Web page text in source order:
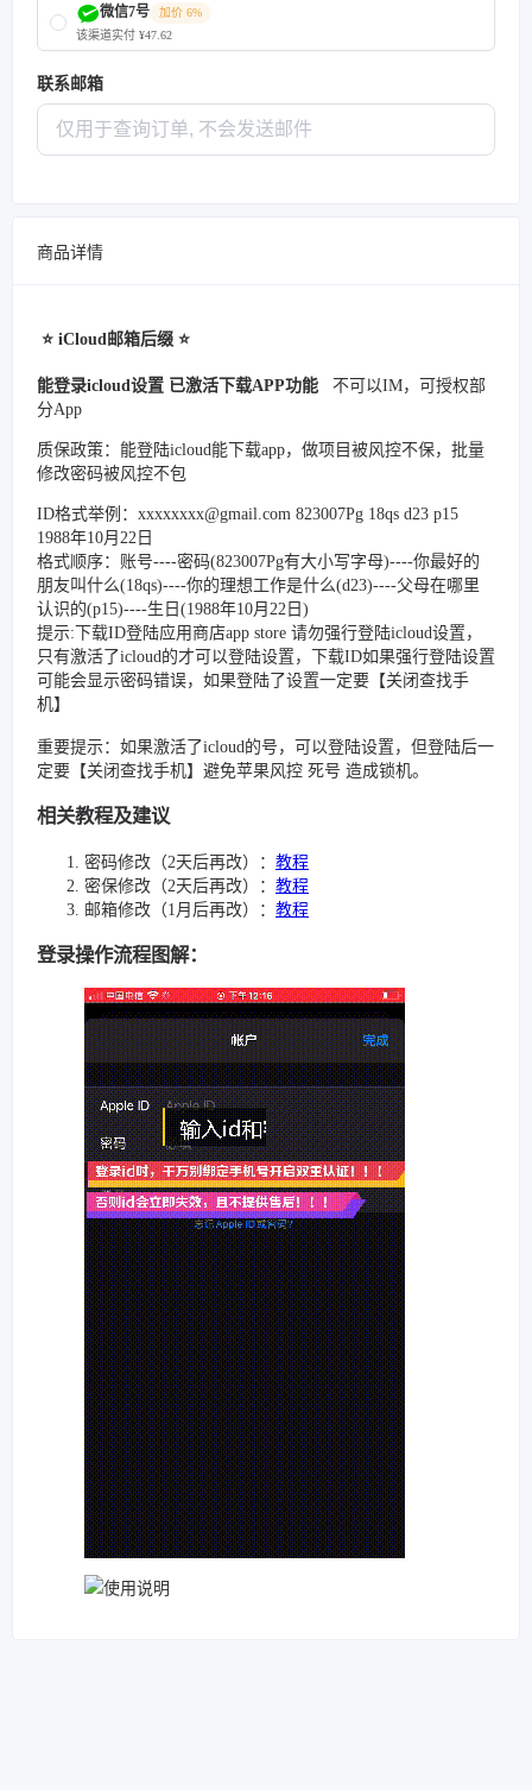
微信7号
加价 6%
该渠道实付 ¥47.62
联系邮箱
商品详情
⭐️ iCloud邮箱后缀 ⭐️
能登录icloud设置 已激活下载APP功能 不可以IM，可授权部
分App
质保政策：能登陆icloud能下载app，做项目被风控不保，批量
修改密码被风控不包
ID格式举例：xxxxxxxx@gmail.com 823007Pg 18qs d23 p15
1988年10月22日
格式顺序：账号----密码(823007Pg有大小写字母)----你最好的
朋友叫什么(18qs)----你的理想工作是什么(d23)----父母在哪里
认识的(p15)----生日(1988年10月22日)
提示:下载ID登陆应用商店app store 请勿强行登陆icloud设置，
只有激活了icloud的才可以登陆设置，下载ID如果强行登陆设置
可能会显示密码错误，如果登陆了设置一定要【关闭查找手
机】
重要提示：如果激活了icloud的号，可以登陆设置，但登陆后一
定要【关闭查找手机】避免苹果风控 死号 造成锁机。
相关教程及建议
密码修改（2天后再改）： 教程
密保修改（2天后再改）： 教程
邮箱修改（1月后再改）： 教程
登录操作流程图解：